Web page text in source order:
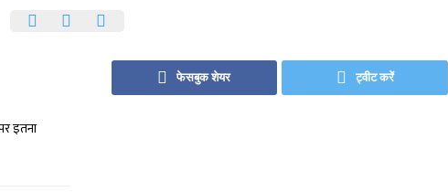
फेसबुक शेयर ट्वीट करें
इतना